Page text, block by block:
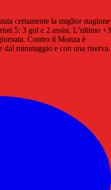
certamente la miglior stagione
5: 3 gol e 2 assist. L’ultimo +3
Contro il Monza è
dal minutaggio e con una riserva.